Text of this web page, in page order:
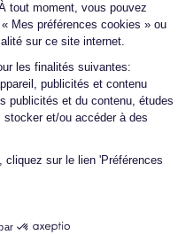
tout moment, vous pouvez
Mes préférences cookies » ou
sur ce site internet.
les finalités suivantes:
publicités et contenu
publicités et du contenu, études
stocker et/ou accéder à des
cliquez sur le lien 'Préférences
?